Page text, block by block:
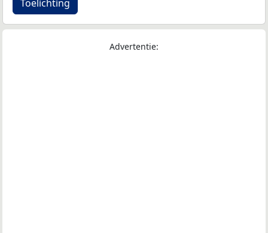
Toelichting
Advertentie: